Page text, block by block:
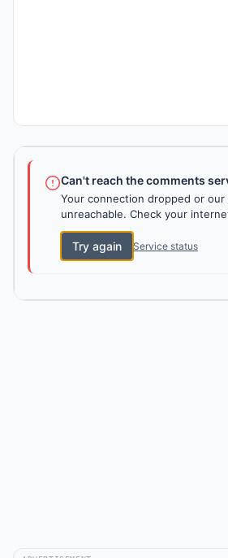
Can't reach the comments
Your connection dropped or
unreachable. Check your
Try again Service status